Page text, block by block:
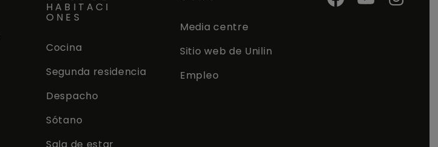
HABITACI
ONES
Cocina
Segunda residencia
Despacho
Sótano
Sala de estar
Media centre
Sitio web de Unilin
Empleo